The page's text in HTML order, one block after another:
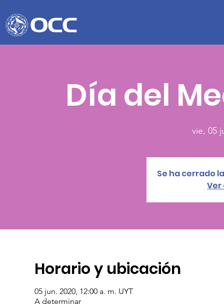
Día del
vie, 05
Se ha cerrado
Horario y ubicación
05 jun. 2020, 12:00 a. m. UYT
A determinar